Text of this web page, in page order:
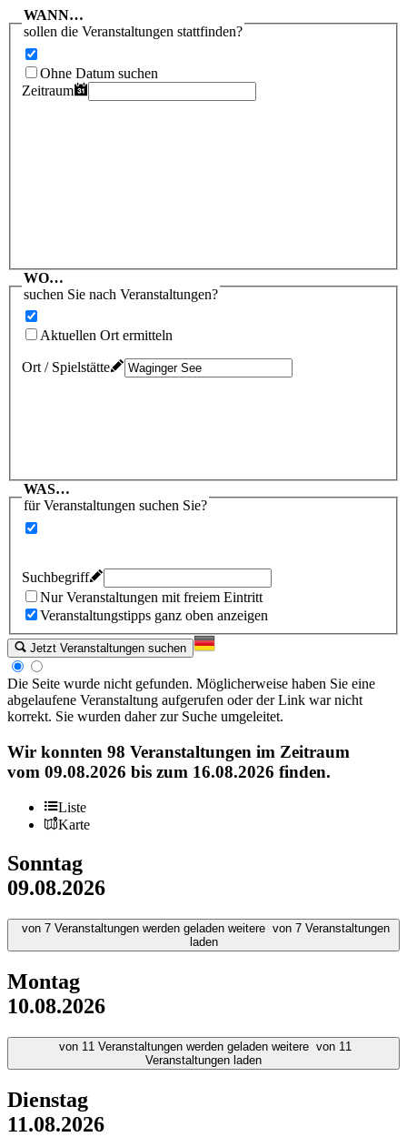
WANN…
sollen die Veranstaltungen stattfinden?
Ohne Datum suchen
Zeitraum
WO…
suchen Sie nach Veranstaltungen?
Aktuellen Ort ermitteln
Ort / Spielstätte
WAS…
für Veranstaltungen suchen Sie?
Suchbegriff
Nur Veranstaltungen mit freiem Eintritt
Veranstaltungstipps ganz oben anzeigen
Jetzt Veranstaltungen suchen
Die Seite wurde nicht gefunden. Möglicherweise haben Sie eine
abgelaufene Veranstaltung aufgerufen oder der Link war nicht
korrekt. Sie wurden daher zur Suche umgeleitet.
Wir konnten 98 Veranstaltungen im Zeitraum
vom 09.08.2026 bis zum 16.08.2026 finden.
Liste
Karte
Sonntag
09.08.2026
von 7Veranstaltungen werden geladen weitere von 7Veranstaltungen
laden
Montag
10.08.2026
von 11 Veranstaltungen werden geladen weitere von 11
Veranstaltungen laden
Dienstag
11.08.2026